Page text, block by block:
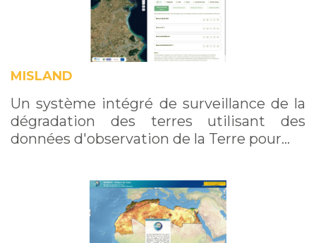
MISLAND
Un système intégré de surveillance de la
dégradation des terres utilisant des
données d'observation de la Terre pour…